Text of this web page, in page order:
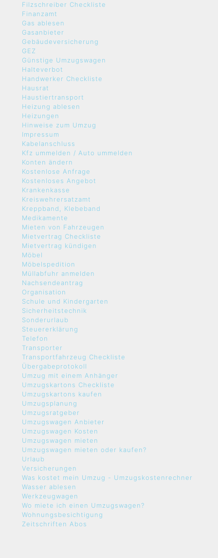
Filzschreiber Checkliste
Finanzamt
Gas ablesen
Gasanbieter
Gebäudeversicherung
GEZ
Günstige Umzugswagen
Halteverbot
Handwerker Checkliste
Hausrat
Haustiertransport
Heizung ablesen
Heizungen
Hinweise zum Umzug
Impressum
Kabelanschluss
Kfz ummelden / Auto ummelden
Konten ändern
Kostenlose Anfrage
Kostenloses Angebot
Krankenkasse
Kreiswehrersatzamt
Kreppband, Klebeband
Medikamente
Mieten von Fahrzeugen
Mietvertrag Checkliste
Mietvertrag kündigen
Möbel
Möbelspedition
Müllabfuhr anmelden
Nachsendeantrag
Organisation
Schule und Kindergarten
Sicherheitstechnik
Sonderurlaub
Steuererklärung
Telefon
Transporter
Transportfahrzeug Checkliste
Übergabeprotokoll
Umzug mit einem Anhänger
Umzugskartons Checkliste
Umzugskartons kaufen
Umzugsplanung
Umzugsratgeber
Umzugswagen Anbieter
Umzugswagen Kosten
Umzugswagen mieten
Umzugswagen mieten oder kaufen?
Urlaub
Versicherungen
Was kostet mein Umzug - Umzugskostenrechner
Wasser ablesen
Werkzeugwagen
Wo miete ich einen Umzugswagen?
Wohnungsbesichtigung
Zeitschriften Abos